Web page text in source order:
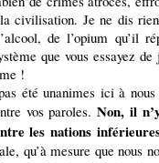
civilisation. Je ne dis
de l’opium qu’il
que vous essayez
!
été unanimes ici à
vos paroles.Non, il
les nations
qu’à mesure que nous